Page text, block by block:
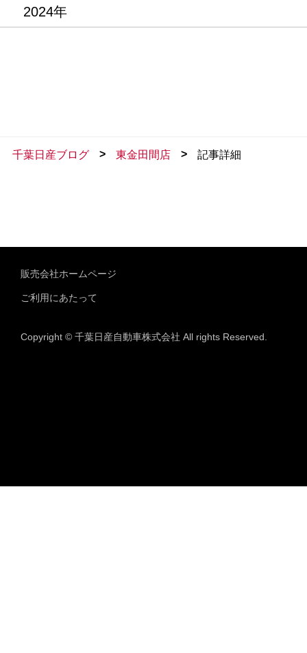
2024年
千葉日産ブログ > 東金田間店 > 記事詳細
販売会社ホームページ
ご利用にあたって
Copyright © 千葉日産自動車株式会社 All rights Reserved.